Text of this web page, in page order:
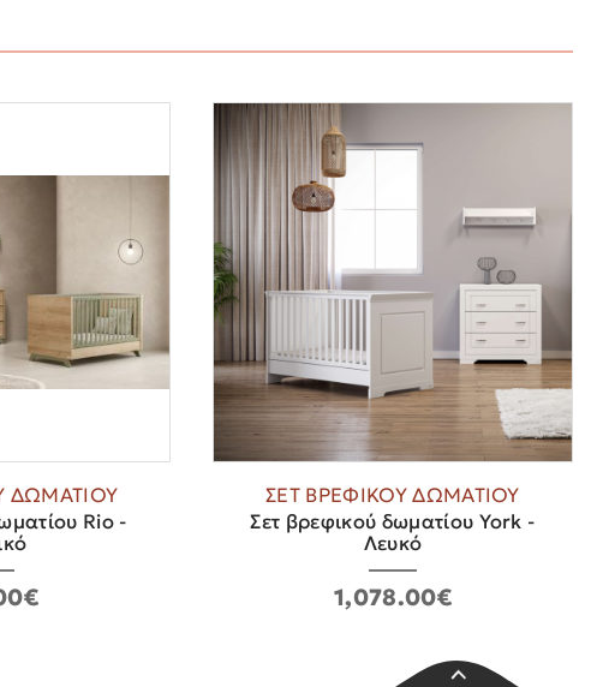
ΔΩΜΑΤΙΟΥ
Rio -
ΣΕΤ ΒΡΕΦΙΚΟΥ ΔΩΜΑΤΙΟΥ
Σετ βρεφικού δωματίου York -
Λευκό
1,078.00€